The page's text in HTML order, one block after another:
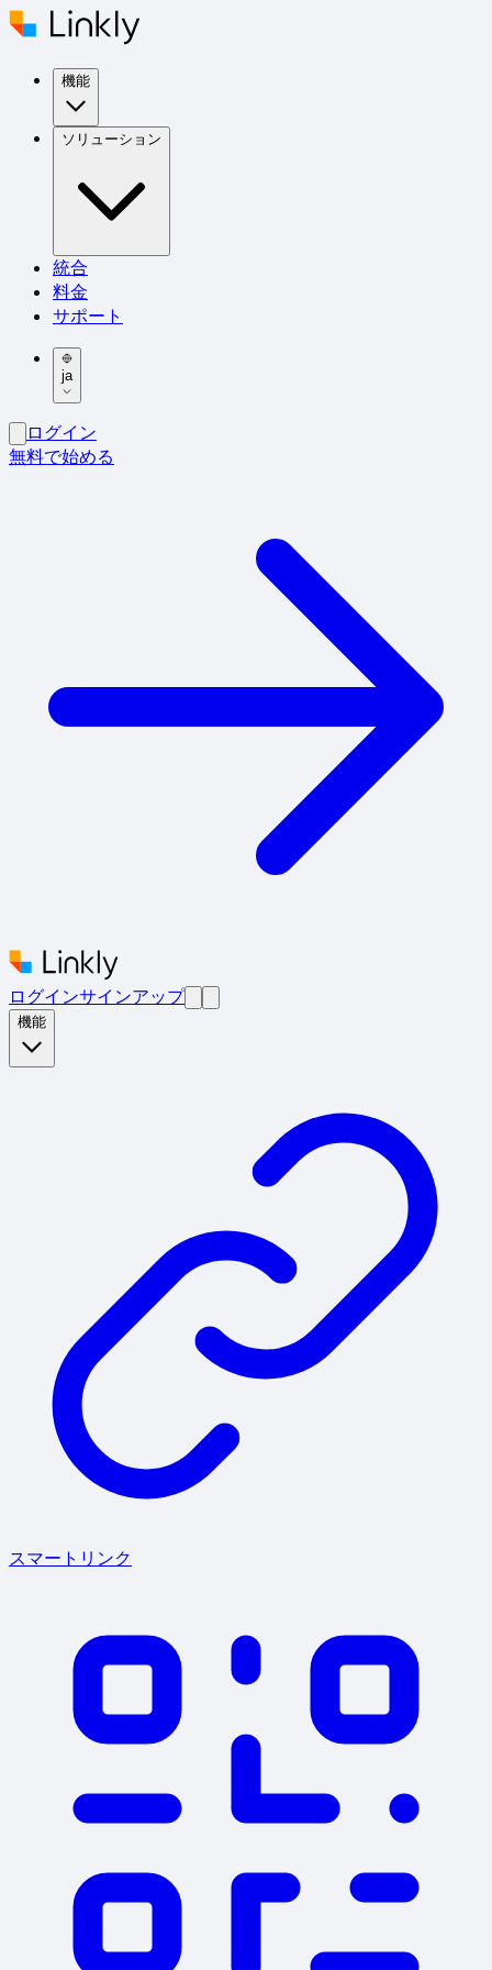
機能
ソリューション
統合
料金
サポート
ja
ログイン
無料で始める
ログインサインアップ
機能
スマートリンク